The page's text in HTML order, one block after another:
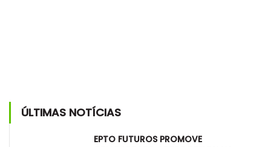
ÚLTIMAS NOTÍCIAS
EPTO FUTUROS PROMOVE